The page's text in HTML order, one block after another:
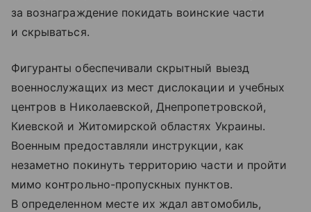
за вознаграждение покидать воинские части
и скрываться.
Фигуранты обеспечивали скрытный выезд
военнослужащих из мест дислокации и учебных
центров в Николаевской, Днепропетровской,
Киевской и Житомирской областях Украины.
Военным предоставляли инструкции, как
незаметно покинуть территорию части и пройти
мимо контрольно-пропускных пунктов.
В определенном месте их ждал автомобиль,